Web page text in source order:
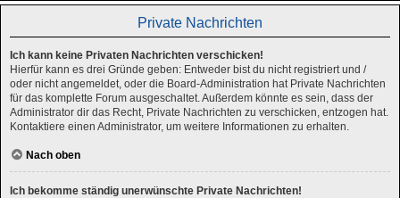
Private Nachrichten
Ich kann keine Privaten Nachrichten verschicken!
Hierfür kann es drei Gründe geben: Entweder bist du nicht registriert und /
oder nicht angemeldet, oder die Board-Administration hat Private Nachrichten
für das komplette Forum ausgeschaltet. Außerdem könnte es sein, dass der
Administrator dir das Recht, Private Nachrichten zu verschicken, entzogen hat.
Kontaktiere einen Administrator, um weitere Informationen zu erhalten.
Nach oben
Ich bekomme ständig unerwünschte Private Nachrichten!